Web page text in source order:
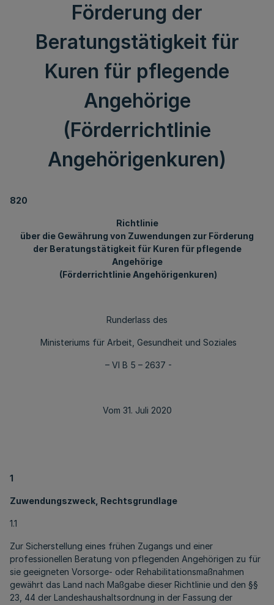
Förderung der
Beratungstätigkeit für
Kuren für pflegende
Angehörige
(Förderrichtlinie
Angehörigenkuren)
820
Richtlinie
über die Gewährung von Zuwendungen zur Förderung
der Beratungstätigkeit für Kuren für pflegende
Angehörige
(Förderrichtlinie Angehörigenkuren)
Runderlass des
Ministeriums für Arbeit, Gesundheit und Soziales
– VI B 5 – 2637 -
Vom 31. Juli 2020
1
Zuwendungszweck, Rechtsgrundlage
1.1
Zur Sicherstellung eines frühen Zugangs und einer
professionellen Beratung von pflegenden Angehörigen zu für
sie geeigneten Vorsorge- oder Rehabilitationsmaßnahmen
gewährt das Land nach Maßgabe dieser Richtlinie und den §§
23, 44 der Landeshaushaltsordnung in der Fassung der